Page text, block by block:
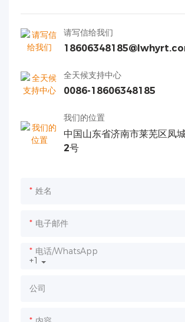
请写信给我们
全天候支持中心
0086-18606348185
我们的位置
中国山东省济南市莱芜区凤
2号
姓名
电子邮件
+1
电话/WhatsApp
公司